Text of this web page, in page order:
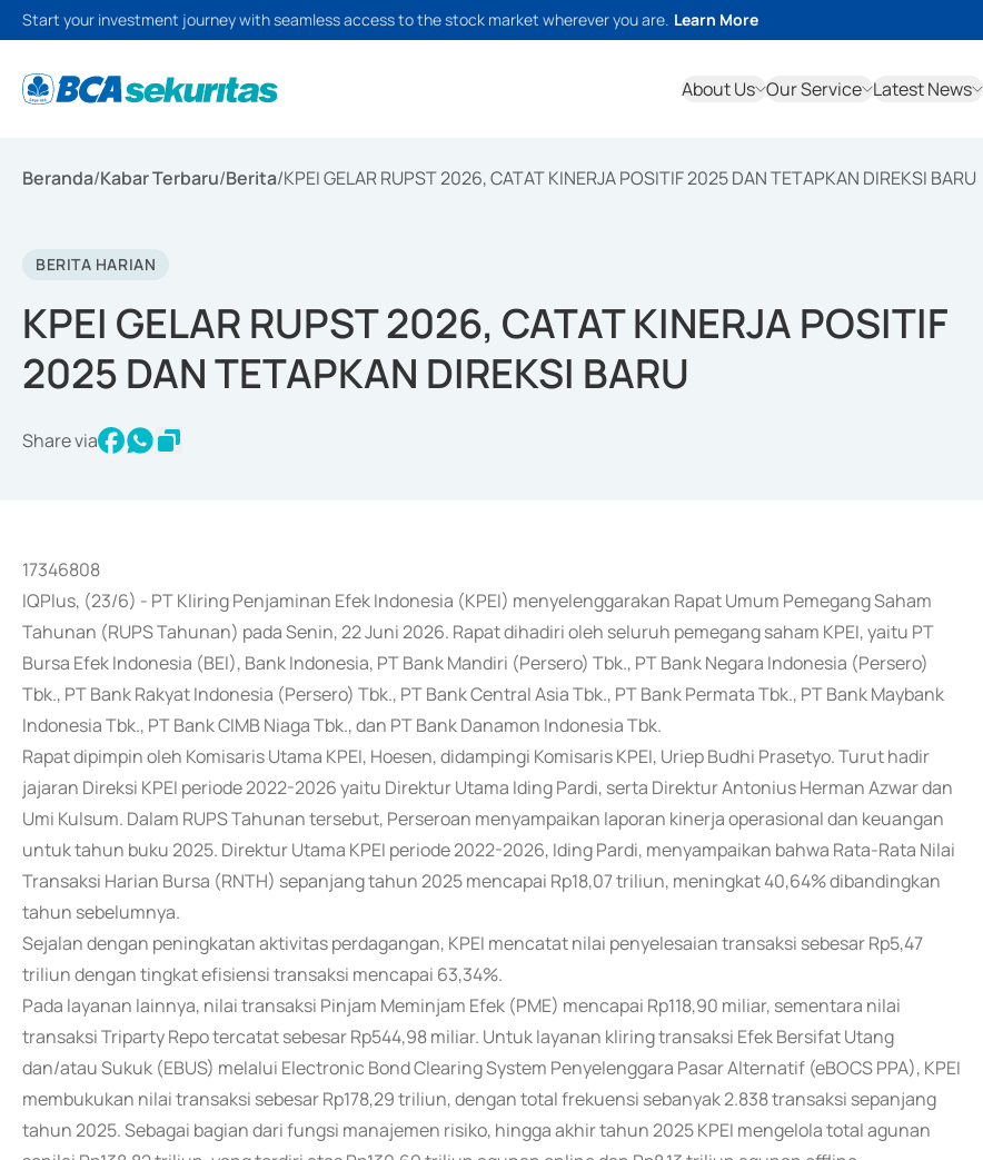
Start your investment journey with seamless access to the stock market wherever you are. Learn More
About Us Our Service Latest News
Beranda/Kabar Terbaru/Berita/KPEI GELAR RUPST 2026, CATAT KINERJA POSITIF 2025 DAN TETAPKAN DIREKSI BARU
BERITA HARIAN
KPEI GELAR RUPST 2026, CATAT KINERJA POSITIF
2025 DAN TETAPKAN DIREKSI BARU
Share via
17346808
IQPlus, (23/6) - PT Kliring Penjaminan Efek Indonesia (KPEI) menyelenggarakan Rapat Umum Pemegang Saham
Tahunan (RUPS Tahunan) pada Senin, 22 Juni 2026. Rapat dihadiri oleh seluruh pemegang saham KPEI, yaitu PT
Bursa Efek Indonesia (BEI), Bank Indonesia, PT Bank Mandiri (Persero) Tbk., PT Bank Negara Indonesia (Persero)
Tbk., PT Bank Rakyat Indonesia (Persero) Tbk., PT Bank Central Asia Tbk., PT Bank Permata Tbk., PT Bank Maybank
Indonesia Tbk., PT Bank CIMB Niaga Tbk., dan PT Bank Danamon Indonesia Tbk.
Rapat dipimpin oleh Komisaris Utama KPEI, Hoesen, didampingi Komisaris KPEI, Uriep Budhi Prasetyo. Turut hadir
jajaran Direksi KPEI periode 2022-2026 yaitu Direktur Utama Iding Pardi, serta Direktur Antonius Herman Azwar dan
Umi Kulsum. Dalam RUPS Tahunan tersebut, Perseroan menyampaikan laporan kinerja operasional dan keuangan
untuk tahun buku 2025. Direktur Utama KPEI periode 2022-2026, Iding Pardi, menyampaikan bahwa Rata-Rata Nilai
Transaksi Harian Bursa (RNTH) sepanjang tahun 2025 mencapai Rp18,07 triliun, meningkat 40,64% dibandingkan
tahun sebelumnya.
Sejalan dengan peningkatan aktivitas perdagangan, KPEI mencatat nilai penyelesaian transaksi sebesar Rp5,47
triliun dengan tingkat efisiensi transaksi mencapai 63,34%.
Pada layanan lainnya, nilai transaksi Pinjam Meminjam Efek (PME) mencapai Rp118,90 miliar, sementara nilai
transaksi Triparty Repo tercatat sebesar Rp544,98 miliar. Untuk layanan kliring transaksi Efek Bersifat Utang
dan/atau Sukuk (EBUS) melalui Electronic Bond Clearing System Penyelenggara Pasar Alternatif (eBOCS PPA), KPEI
membukukan nilai transaksi sebesar Rp178,29 triliun, dengan total frekuensi sebanyak 2.838 transaksi sepanjang
tahun 2025. Sebagai bagian dari fungsi manajemen risiko, hingga akhir tahun 2025 KPEI mengelola total agunan